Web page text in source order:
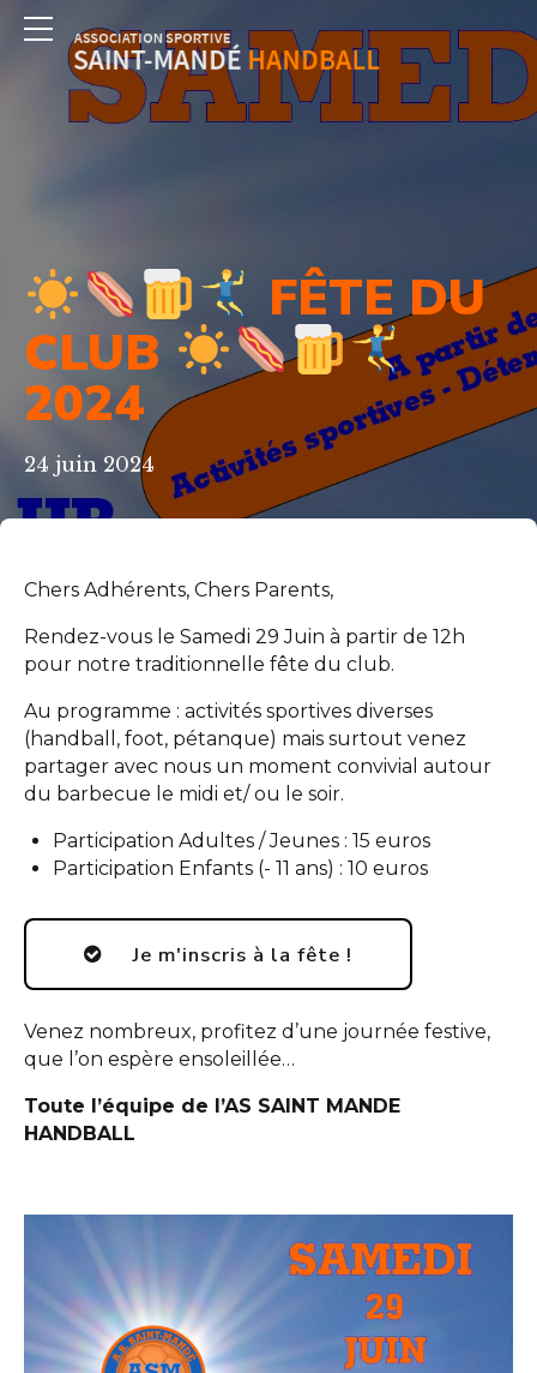
FÊTE DU
CLUB
2024
24 juin 2024
Chers Adhérents, Chers Parents,
Rendez-vous le Samedi 29 Juin à partir de 12h
pour notre traditionnelle fête du club.
Au programme : activités sportives diverses
(handball, foot, pétanque) mais surtout venez
partager avec nous un moment convivial autour
du barbecue le midi et/ ou le soir.
Participation Adultes / Jeunes : 15 euros
Participation Enfants (- 11 ans) : 10 euros
Je m'inscris à la fête !
Venez nombreux, profitez d’une journée festive,
que l’on espère ensoleillée…
Toute l’équipe de l’AS SAINT MANDE
HANDBALL